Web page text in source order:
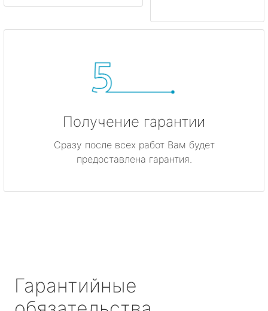
Получение гарантии
Сразу после всех работ Вам будет
предоставлена гарантия.
Гарантийные